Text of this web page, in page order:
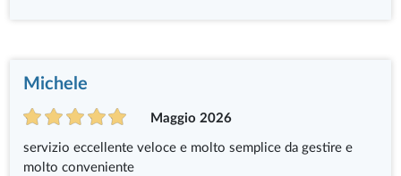
Michele
Maggio 2026
servizio eccellente veloce e molto semplice da gestire e
molto conveniente